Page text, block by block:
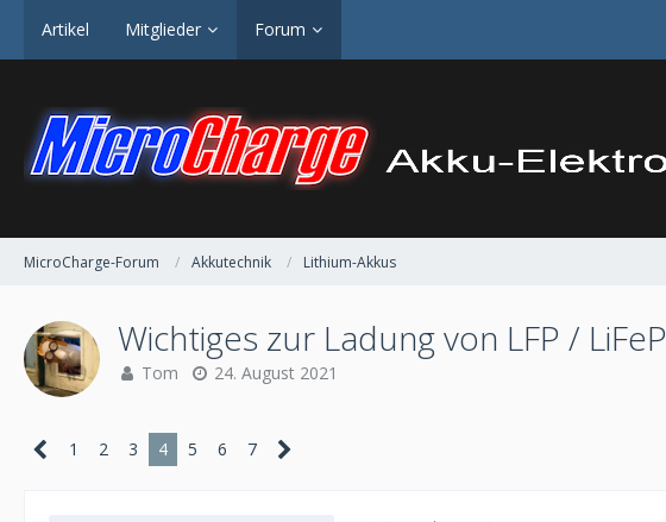
Artikel Mitglieder Forum
MicroCharge-Forum Akkutechnik Lithium-Akkus
Wichtiges zur Ladung von LFP /
Tom 24. August 2021
1 2 3 4 5 6 7